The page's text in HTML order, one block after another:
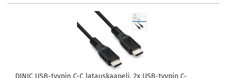
DINIC USB-tyypin C-C latauskaapeli, 2x USB-tyypin C-